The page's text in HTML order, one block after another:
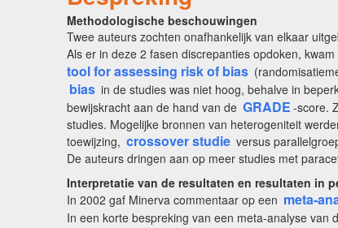
Methodologische beschouwingen
Twee auteurs zochten onafhankelijk van elkaar
Als er in deze 2 fasen discrepanties opdoken,
tool for assessing risk of bias
bias in de studies was niet hoog, behalve in
bewijskracht aan de hand van de GRADE -score.
studies. Mogelijke bronnen van heterogeniteit
toewijzing, crossover studie versus
De auteurs dringen aan op meer studies met
Interpretatie van de resultaten en resultaten in
In 2002 gaf Minerva commentaar op een meta-
In een korte bespreking van een meta-analyse van